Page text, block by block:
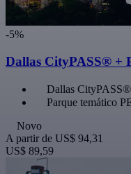
-5%
Dallas CityPASS® +
Dallas CityPASS®
Parque temático
Novo
A partir de US$ 94,31
US$ 89,59